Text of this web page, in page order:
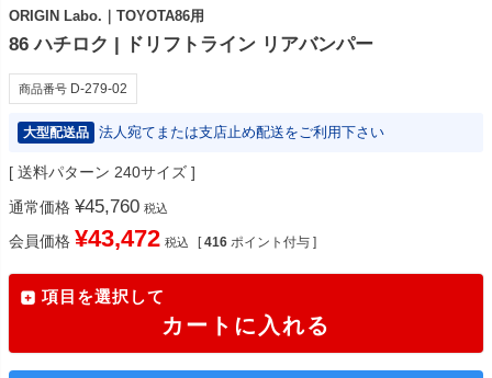
ORIGIN Labo.｜TOYOTA86用
86 ハチロク | ドリフトライン リアバンパー
商品番号 D-279-02
大型配送品 法人宛てまたは支店止め配送をご利用下さい
送料パターン 240サイズ
通常価格 ¥45,760 税込
会員価格 ¥43,472 税込 [ 416 ポイント付与 ]
項目を選択して
カートに入れる